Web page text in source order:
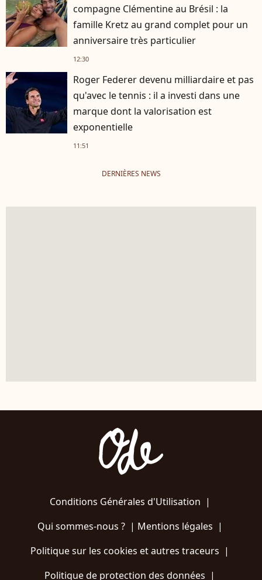
compagne Clémentine au Brésil : la
famille Kretz au grand complet pour un
anniversaire très particulier
12:30
Roger Federer devenu milliardaire et pas
qu'avec le tennis : il a investi dans une
marque dont la valorisation est
exponentielle
11:51
DERNIÈRES NEWS
Conditions Générales d'Utilisation |
Qui sommes-nous ?| Mentions légales |
Politique sur les cookies et autres traceurs |
Politique de protection des données |